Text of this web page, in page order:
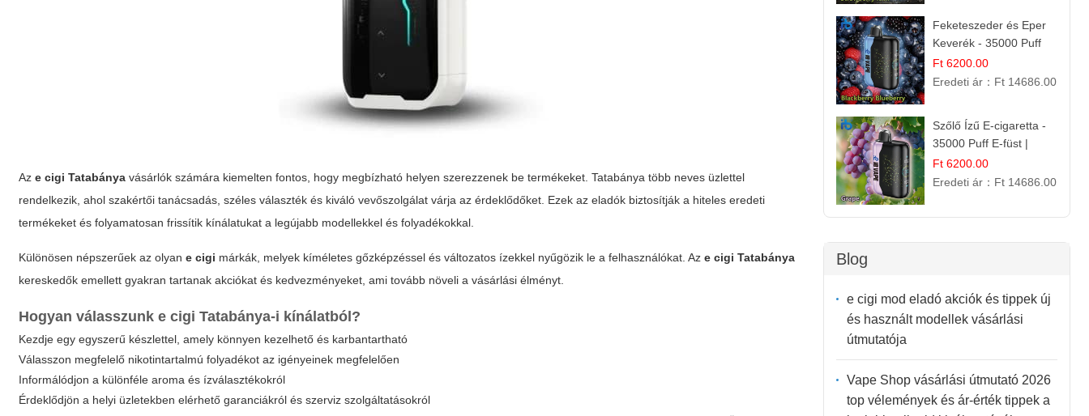
Aze cigi Tatabánya vásárlók számára kiemelten fontos, hogy megbízható helyen szerezzenek be termékeket.Tatabánya több neves üzlettel
rendelkezik , ahol szakértői tanácsadás, széles választék és kiváló vevőszolgálat várja az érdeklődőket. Ezek az eladók biztosítják a hiteles eredeti
termékeket és folyamatosan frissítik kínálatukat a legújabb modellekkel és folyadékokkal.
Különösen népszerűek az olyane cigi márkák, melyek kíméletes gőzképzéssel és változatos ízekkel nyűgözik le a felhasználókat. Aze cigi Tatabánya
kereskedők emellett gyakran tartanak akciókat és kedvezményeket, ami tovább növeli a vásárlási élményt.
Hogyan válasszunke cigi Tatabánya-i kínálatból?
Kezdje egy egyszerű készlettel, amely könnyen kezelhető és karbantartható
Válasszon megfelelő nikotintartalmú folyadékot az igényeinek megfelelően
Informálódjon a különféle aroma és ízválasztékokról
Érdeklődjön a helyi üzletekben elérhető garanciákról és szerviz szolgáltatásokról
Feketeszeder és Eper
Keverék - 35000 Puff
Eldobható Vape | Ízletes
Gyümölcsökombináció!
Ft 6200.00
Eredeti ár： Ft 14686.00
Szőlő Ízű E-cigaretta -
35000 Puff E-füst |
Intenzív
Gyümölcsélmény!
Ft 6200.00
Eredeti ár： Ft 14686.00
Blog
e cigi mod eladó akciók és tippek új
és használt modellek vásárlási
útmutatója
Vape Shop vásárlási útmutató 2026
top vélemények és ár-érték tippek a